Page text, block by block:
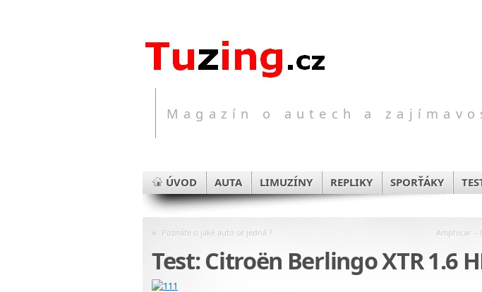
Magazín o autech a
ÚVOD AUTA LIMUZÍNY REPLIKY SPORŤÁKY
« Poznáte o jaké auto se jedná ? Amphicar –
Test: Citroën Berlingo XTR 1.6